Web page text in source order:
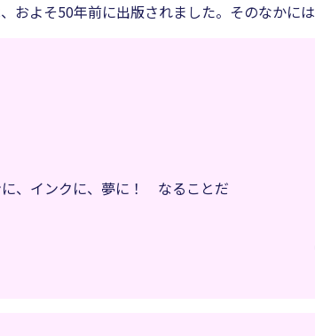
およそ50年前に出版されました。そのなかに
、インクに、夢に！ なることだ